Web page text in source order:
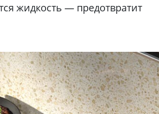
жидкость — предотвратит